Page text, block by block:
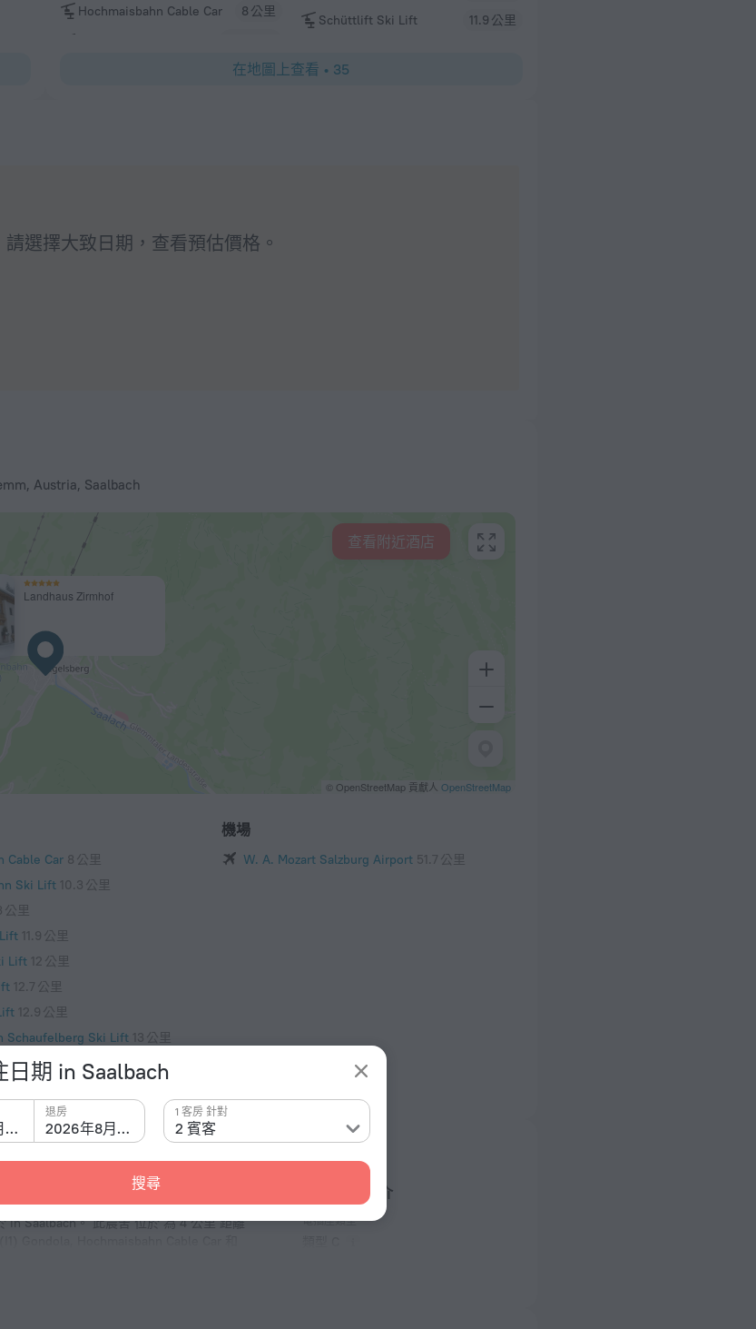
日期 in Saalbach
2026年8月8日 2026年8月9日
退房
2 賓客
1 客房 針對
搜尋
Hochmaisbahn Cable Car 8 公里
Schüttlift Ski Lift
11.9 公里
在地圖上查看 • 35
選擇大致日期，查看預估價格。
Austria, Saalbach
Landhaus Zirmhof
© OpenStreetMap 貢獻人 OpenStreetMap
查看附近酒店
Cable Car 8 公里
Ski Lift 10.3 公里
公里
11.9 公里
Lift 12 公里
12.7 公里
12.9 公里
Schaufelberg Ski Lift 13 公里
Lift 13.5 公里
機場
W. A. Mozart Salzburg Airport 51.7 公里
in Saalbach。 此農舍 位於 為 4 公里 距離
事實 酒店簡介
電插座類型